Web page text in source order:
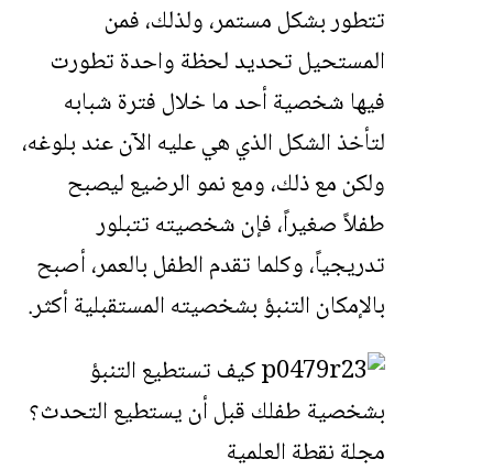
تتطور بشكل مستمر، ولذلك، فمن
المستحيل تحديد لحظة واحدة تطورت
فيها شخصية أحد ما خلال فترة شبابه
لتأخذ الشكل الذي هي عليه الآن عند بلوغه،
ولكن مع ذلك، ومع نمو الرضيع ليصبح
طفلاً صغيراً، فإن شخصيته تتبلور
تدريجياً، وكلما تقدم الطفل بالعمر، أصبح
بالإمكان التنبؤ بشخصيته المستقبلية أكثر.